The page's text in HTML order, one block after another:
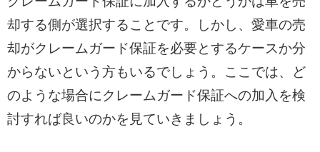
却する側が選択することです。しかし、愛車の売
却がクレームガード保証を必要とするケースか分
からないという方もいるでしょう。ここでは、ど
のような場合にクレームガード保証への加入を検
討すれば良いのかを見ていきましょう。